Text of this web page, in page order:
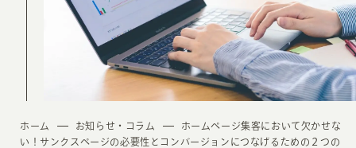
ホーム お知らせ・コラム
ホームページ集客において欠かせな
い！サンクスページの必要性とコンバージョンにつなげるための２つの